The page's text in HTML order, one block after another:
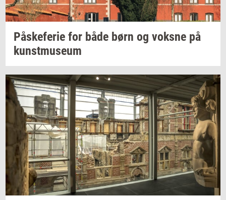
På­ske­fe­rie for både børn og voks­ne på
kunst­mu­se­um